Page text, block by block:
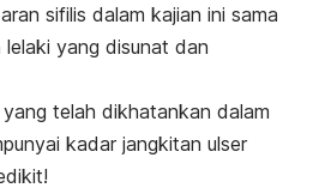
sifilis dalam kajian ini sama
yang disunat dan
telah dikhatankan dalam
kadar jangkitan ulser